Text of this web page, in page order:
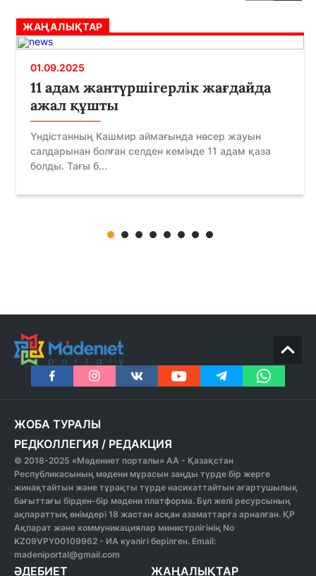
ЖАҢАЛЫҚТАР
01.09.2025
11 адам жантүршігерлік жағдайда
ажал құшты
Үндістанның Кашмир аймағында нөсер жауын
салдарынан болған селден кемінде 11 адам қаза
болды. Тағы б...
ЖОБА ТУРАЛЫ
РЕДКОЛЛЕГИЯ / РЕДАКЦИЯ
© 2018-2025 «Мәдениет порталы» АА - Қазақстан
Республикасының мәдени мұрасын заңды түрде бір жерге
жинақтайтын және тұрақты түрде насихаттайтын ағартушылық
бағыттағы бірден-бір мәдени платформа. Бұл желі ресурсының
ақпараттық өнімдері 18 жастан асқан азаматтарға арналған. ҚР
Ақпарат және коммуникациялар министрлігінің No
KZ09VPY00109962 - ИА куәлігі берілген. Email:
madeniportal@gmail.com
ӘДЕБИЕТ ЖАҢАЛЫҚТАР